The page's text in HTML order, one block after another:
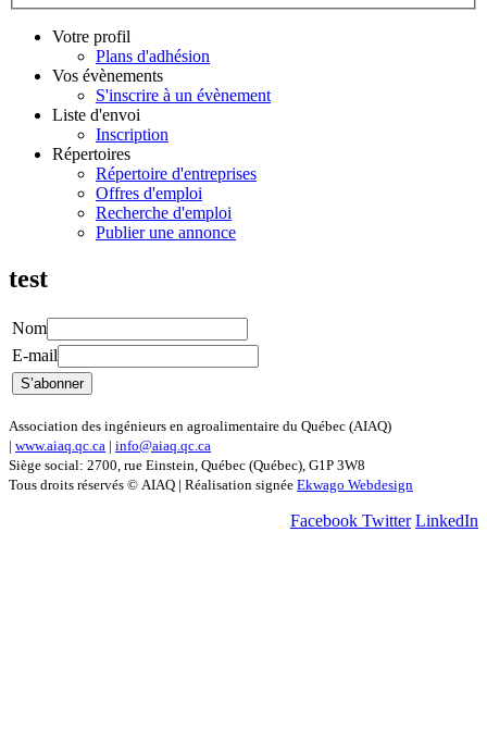
Votre profil
Plans d'adhésion
Vos évènements
S'inscrire à un évènement
Liste d'envoi
Inscription
Répertoires
Répertoire d'entreprises
Offres d'emploi
Recherche d'emploi
Publier une annonce
test
Nom
E-mail
Association des ingénieurs en agroalimentaire du Québec (AIAQ)
| www.aiaq.qc.ca | info@aiaq.qc.ca
Siège social: 2700, rue Einstein, Québec (Québec), G1P 3W8
Tous droits réservés © AIAQ | Réalisation signée Ekwago Webdesign
Facebook Twitter LinkedIn